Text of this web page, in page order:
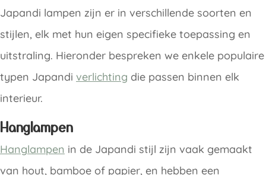
Japandi lampen zijn er in verschillende soorten en
stijlen, elk met hun eigen specifieke toepassing en
uitstraling. Hieronder bespreken we enkele populaire
typen Japandi verlichting die passen binnen elk
interieur.
Hanglampen
Hanglampen in de Japandi stijl zijn vaak gemaakt
van hout, bamboe of papier, en hebben een